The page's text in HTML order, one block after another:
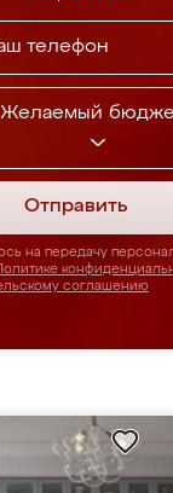
Желаемый
Отправить
на передачу
соглашению